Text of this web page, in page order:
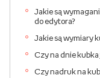
Jakie są
do edytora?
Jakie są wymiary
Czy na dnie kubka
Czy nadruk na